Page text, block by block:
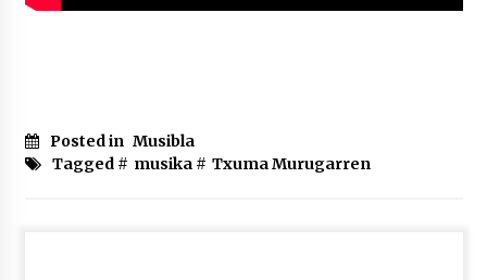
Posted in Musibla
Tagged # musika# Txuma Murugarren